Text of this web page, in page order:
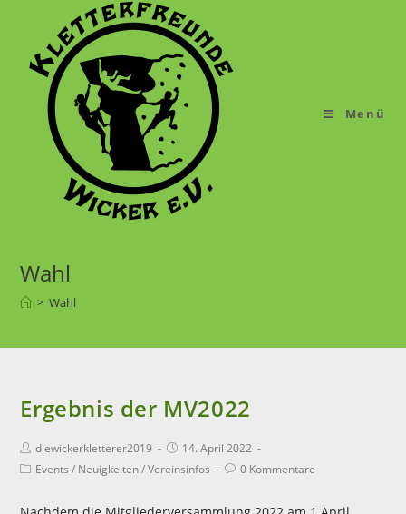
Menü
Wahl
> Wahl
Ergebnis der MV2022
diewickerkletterer2019
14. April 2022
Events / Neuigkeiten/Vereinsinfos 0 Kommentare